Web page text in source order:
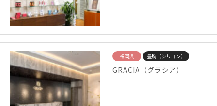
福岡県 豊胸（シリコン）
GRACIA（グラシア）